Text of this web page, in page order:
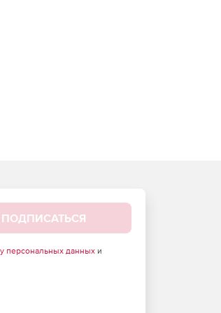
ПОДПИСАТЬСЯ
персональных данныхи